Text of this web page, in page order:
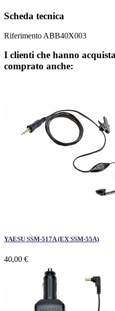
Scheda tecnica
Riferimento ABB40X003
I clienti che hanno
comprato anche:
YAESU SSM-517A (EX SSM-55A)
40,00 €